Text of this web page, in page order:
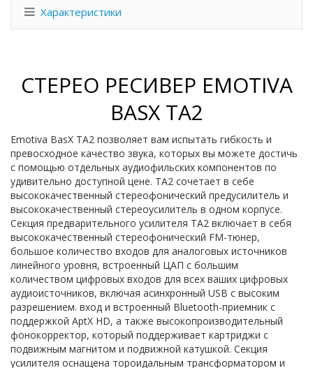
Характеристики
СТЕРЕО РЕСИВЕР EMOTIVA
BASX TA2
Emotiva BasX TA2 позволяет вам испытать гибкость и
превосходное качество звука, которых вы можете достичь
с помощью отдельных аудиофильских компонентов по
удивительно доступной цене. TA2 сочетает в себе
высококачественный стереофонический предусилитель и
высококачественный стереоусилитель в одном корпусе.
Секция предварительного усилителя TA2 включает в себя
высококачественный стереофонический FM-тюнер,
большое количество входов для аналоговых источников
линейного уровня, встроенный ЦАП с большим
количеством цифровых входов для всех ваших цифровых
аудиоисточников, включая асинхронный USB с высоким
разрешением. вход и встроенный Bluetooth-приемник с
поддержкой AptX HD, а также высокопроизводительный
фонокорректор, который поддерживает картриджи с
подвижным магнитом и подвижной катушкой. Секция
усилителя оснащена тороидальным трансформатором и